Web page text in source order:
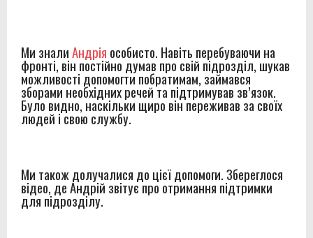
Ми зналиАндрія особисто. Навіть перебуваючи на
фронті, він постійно думав про свій підрозділ, шукав
можливості допомогти побратимам, займався
зборами необхідних речей та підтримував зв’язок.
Було видно, наскільки щиро він переживав за своїх
людей і свою службу.
Ми також долучалися до цієї допомоги. Збереглося
відео, де Андрій звітує про отримання підтримки
для підрозділу.